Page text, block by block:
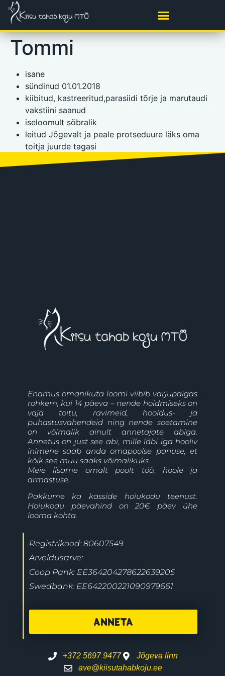
Tommi
isane
sündinud 01.01.2018
kiibitud, kastreeritud,parasiidi tõrje ja marutaudi
vakstiini saanud
iseloomult sõbralik
leitud Jõgevalt ja peale protseduure läks oma
toitja juurde tagasi
Enamus omanikuta loomi viibib varjupaigas
rohkem, kui 14 päeva – nende hoidmiseks on
vaja toitu, ravimeid, hooldus- ja
puhastusvahendeid ning nende soetamine
on võimalik ainult annetajate abiga.
Annetus on just see abi, mille läbi iga hooliv
inimene saab anda omapoolse panuse, et
kõik see muu saaks võimalikuks.
Meie lisame omalt poolt töö, hoole ja
armastuse.
Pakkume ka kasside hoiukodu teenust.
Hoiukodu päevahind on 20€ päev ühe
looma kohta.
Registrikood: 80607549
Arveldusarve:
Coop Pank: EE364204278622639205
Swedbank: EE642200221090979661
ANNETA
+372 5697 9477
Jõgeva linn
ave@kiisutahabkoju.ee